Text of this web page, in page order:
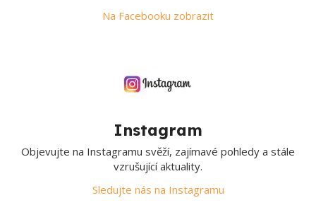
Na Facebooku zobrazit
Instagram
Objevujte na Instagramu svěží, zajímavé pohledy a stále
vzrušující aktuality.
Sledujte nás na Instagramu